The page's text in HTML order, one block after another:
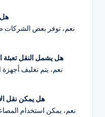
نعم، توفر بعض الشركات
40. هل يشمل النقل
نعم، يتم تغليف أجهزة
41. هل يمكن نقل
نعم، يمكن استخدام